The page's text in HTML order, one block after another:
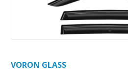
VORON GLASS